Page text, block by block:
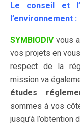
Le conseil et
l’environnement :
SYMBIODIVvous
vos projets en
respect de la
mission va
études
sommes à vos
jusqu’à l’obtention